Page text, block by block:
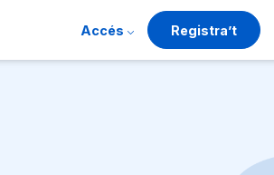
Accés Registra’t